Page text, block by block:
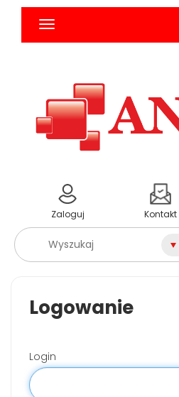
Zaloguj Kontakt
Logowanie
Login